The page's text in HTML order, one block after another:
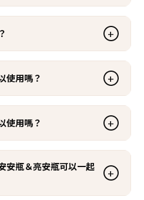
+
使用嗎？ +
使用嗎？ +
安瓶＆亮安瓶可以一起
+